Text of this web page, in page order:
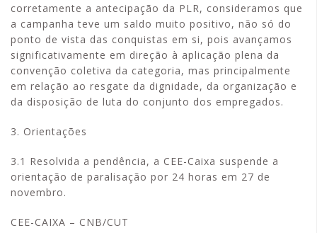
corretamente a antecipação da PLR, consideramos que
a campanha teve um saldo muito positivo, não só do
ponto de vista das conquistas em si, pois avançamos
significativamente em direção à aplicação plena da
convenção coletiva da categoria, mas principalmente
em relação ao resgate da dignidade, da organização e
da disposição de luta do conjunto dos empregados.
3. Orientações
3.1 Resolvida a pendência, a CEE-Caixa suspende a
orientação de paralisação por 24 horas em 27 de
novembro.
CEE-CAIXA – CNB/CUT